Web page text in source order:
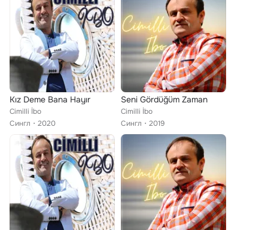
Kız Deme Bana Hayır
Cimilli İbo
Сингл
2020
Seni Gördüğüm Zaman
Cimilli İbo
Сингл
2019